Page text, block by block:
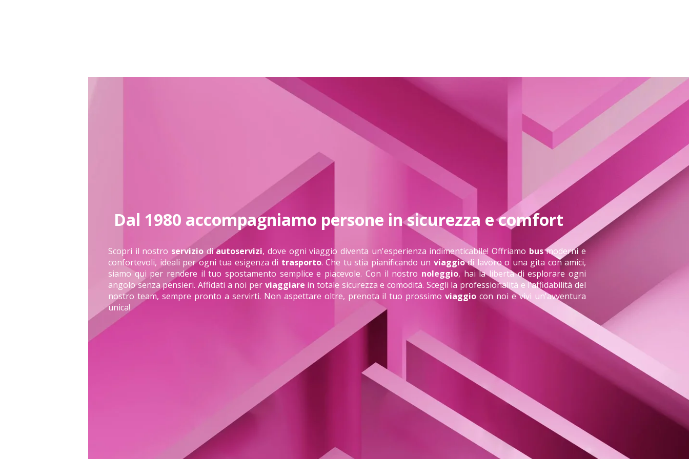
Dal 1980 accompagniamo persone in sicurezza e comfort
Scopri il nostro servizio diautoservizi, dove ogni viaggio diventa un'esperienza indimenticabile! Offriamo busmoderni e
confortevoli, ideali per ogni tua esigenza di trasporto. Che tu stia pianificando un viaggiodi lavoro o una gita con amici,
siamo qui per rendere il tuo spostamento semplice e piacevole. Con il nostro noleggio, hai la libertà di esplorare ogni
angolo senza pensieri. Affidati a noi per viaggiare in totale sicurezza e comodità. Scegli la professionalità e l'affidabilità del
nostro team, sempre pronto a servirti. Non aspettare oltre, prenota il tuo prossimoviaggio con noi e vivi un'avventura
unica!